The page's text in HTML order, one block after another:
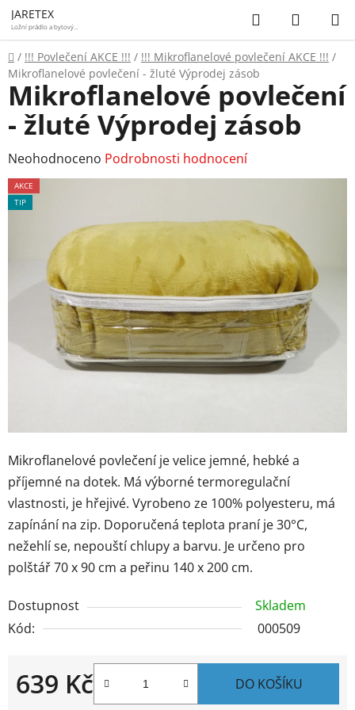
Přejít
na
obsah
JARETEX
Ložní prádlo a bytový
Hledat
KOŠÍK
Domů
/ !!! Povlečení AKCE !!! / !!! Mikroflanelové povlečení AKCE !!! /
Mikroflanelové povlečení - žluté Výprodej zásob
Mikroflanelové povlečení je velice jemné, hebké a
příjemné na dotek. Má výborné termoregulační
vlastnosti, je hřejivé. Vyrobeno ze 100% polyesteru, má
zapínání na zip. Doporučená teplota praní je 30°C,
nežehlí se, nepouští chlupy a barvu. Je určeno pro
polštář 70 x 90 cm a peřinu 140 x 200 cm.
Dostupnost
Skladem
Kód:
000509
639 Kč DO KOŠÍKU
Mikroflanelové povlečení
- žluté Výprodej zásob
Průměrné
hodnocení
produktu
hvězdiček.
Neohodnoceno Podrobnosti hodnocení
AKCE
TIP